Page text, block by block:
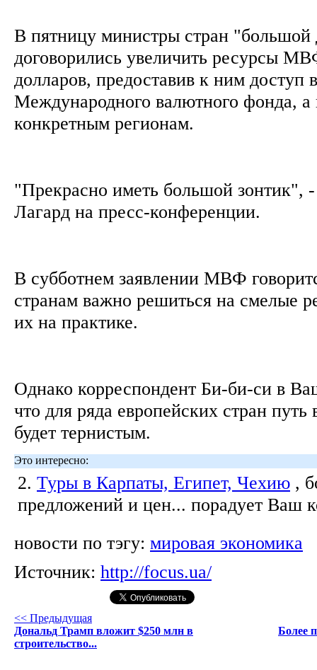
В пятницу министры стран "большой
договорились увеличить ресурсы
долларов, предоставив к ним доступ
Международного валютного фонда, а
конкретным регионам.
"Прекрасно иметь большой зонтик", -
Лагард на пресс-конференции.
В субботнем заявлении МВФ
странам важно решиться на смелые
их на практике.
Однако корреспондент Би-би-си в
что для ряда европейских стран путь
будет тернистым.
Это интересно:
2. Туры в Карпаты, Египет, Чехию ,
предложений и цен... порадует Ваш
новости по тэгу: мировая экономика
Источник: http://focus.ua/
<< Предыдущая
Дональд Трамп вложит $250 млн в
строительство...
Более